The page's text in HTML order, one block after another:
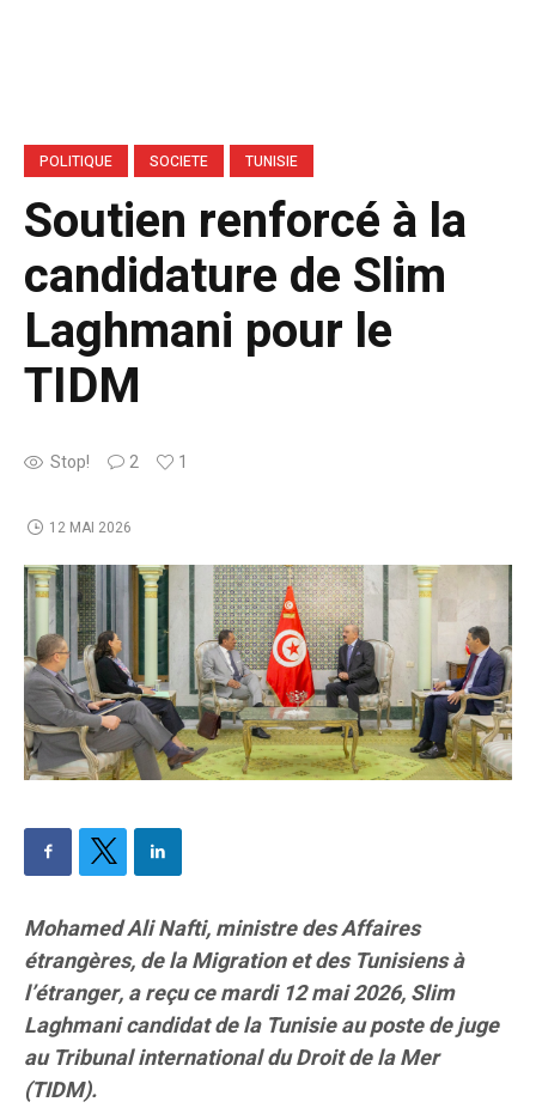
POLITIQUE SOCIETE TUNISIE
Soutien renforcé à la
candidature de Slim
Laghmani pour le
TIDM
Stop! 2 1
12 MAI 2026
Mohamed Ali Nafti, ministre des Affaires
étrangères, de la Migration et des Tunisiens à
l’étranger, a reçu ce mardi 12 mai 2026, Slim
Laghmani candidat de la Tunisie au poste de juge
au Tribunal international du Droit de la Mer
(TIDM).